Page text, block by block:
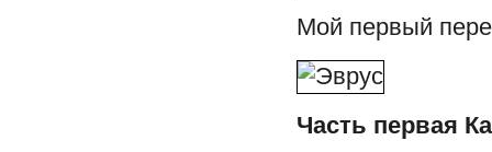
Мой первый
Часть первая